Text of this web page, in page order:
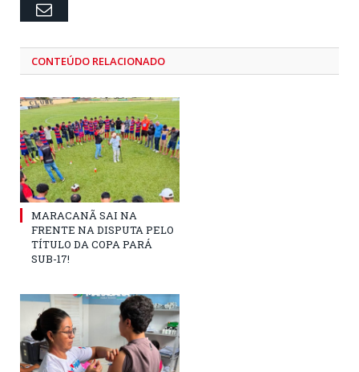
Email
CONTEÚDO RELACIONADO
MARACANÃ SAI NA
FRENTE NA DISPUTA PELO
TÍTULO DA COPA PARÁ
SUB-17!